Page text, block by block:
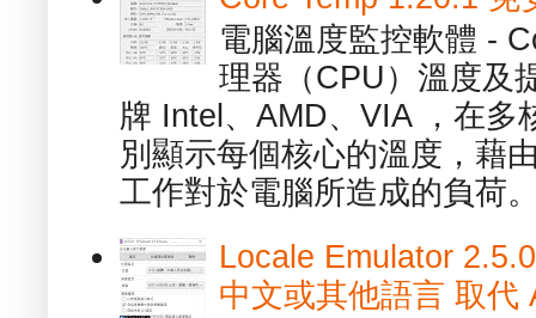
電腦溫度監控軟體 -
理器（CPU）溫度及
牌 Intel、AMD、VIA ，在多
別顯示每個核心的溫度，藉
工作對於電腦所造成的負荷
Locale Emulator
中文或其他語言 取代